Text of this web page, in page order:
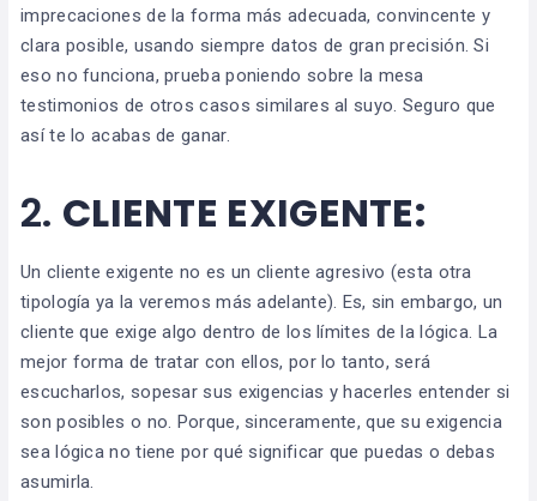
imprecaciones de la forma más adecuada, convincente y
clara posible, usando siempre datos de gran precisión. Si
eso no funciona, prueba poniendo sobre la mesa
testimonios de otros casos similares al suyo. Seguro que
así te lo acabas de ganar.
2. CLIENTE EXIGENTE:
Un cliente exigente no es un cliente agresivo (esta otra
tipología ya la veremos más adelante). Es, sin embargo, un
cliente que exige algo dentro de los límites de la lógica. La
mejor forma de tratar con ellos, por lo tanto, será
escucharlos, sopesar sus exigencias y hacerles entender si
son posibles o no. Porque, sinceramente, que su exigencia
sea lógica no tiene por qué significar que puedas o debas
asumirla.